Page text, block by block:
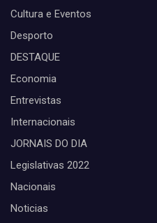
Cultura e Eventos
Desporto
DESTAQUE
Economia
Entrevistas
Internacionais
JORNAIS DO DIA
Legislativas 2022
Nacionais
Noticias